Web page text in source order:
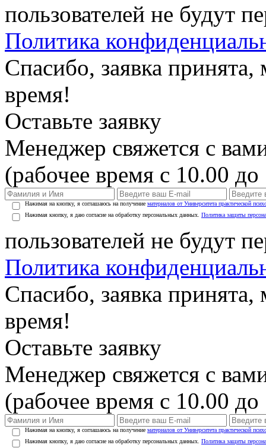
пользователей не будут
Политика
Спасибо, заявка
время!
Оставьте заявку
Менеджер свяжется с
(рабочее время с 10.00
Нажимая на кнопку, я соглашаюсь на получение материалов от Университета практической
Нажимая кнопку, я даю согласие на обработку персональных данных. Политика защиты
пользователей не будут
Политика
Спасибо, заявка
время!
Оставьте заявку
Менеджер свяжется с
(рабочее время с 10.00
Нажимая на кнопку, я соглашаюсь на получение материалов от Университета практической
Нажимая кнопку, я даю согласие на обработку персональных данных. Политика защиты